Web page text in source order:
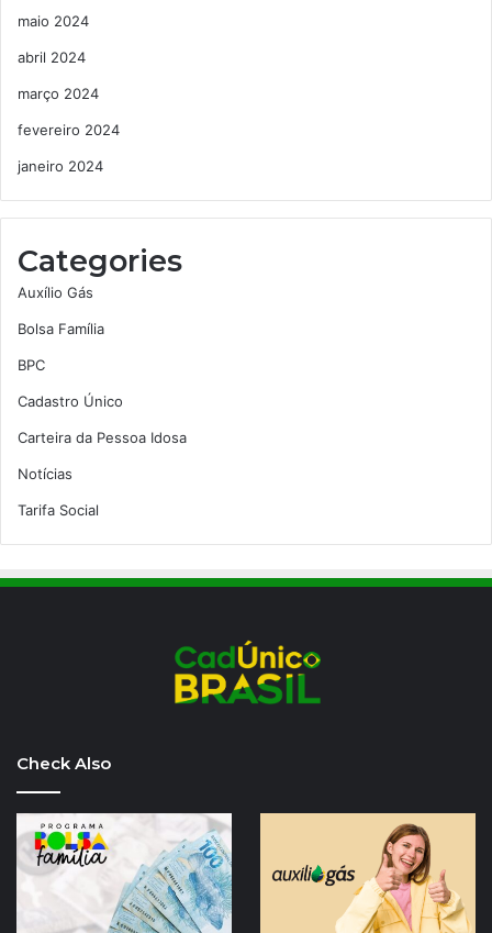
maio 2024
abril 2024
março 2024
fevereiro 2024
janeiro 2024
Categories
Auxílio Gás
Bolsa Família
BPC
Cadastro Único
Carteira da Pessoa Idosa
Notícias
Tarifa Social
Check Also